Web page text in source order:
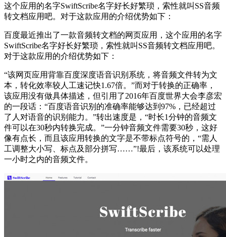
这个应用的名字SwiftScribe名字好长好繁琐，索性就叫SS音频
转文档应用吧。对于这款应用的介绍优势如下：
百度最近推出了一款音频转文档的网页应用，这个应用的名字
SwiftScribe名字好长好繁琐，索性就叫SS音频转文档应用吧。
对于这款应用的介绍优势如下：
“该网页应用背靠百度深度语音识别系统，将音频文件转为文
本，转化效率较人工速记快1.67倍。”而对于转换的正确率，
该应用没有做具体描述，但引用了2016年百度世界大会李彦宏
的一段话：“百度语音识别的准确率能够达到97%，已经超过
了人对语音的识别能力。”转出速度是，“时长1分钟的音频文
件可以在30秒内转换完成。”一分钟音频文件需要30秒，这好
像有点长，而且该应用转换的文字是不带标点符号的，“需人
工调整大小写、标点及部分拼写……”!最后，该系统可以处理
一小时之内的音频文件。